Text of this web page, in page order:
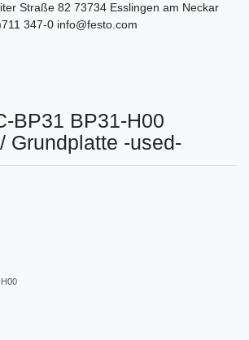
Straße 82 73734 Esslingen am Neckar
347-0 info@festo.com
BP31 BP31-H00
Grundplatte -used-